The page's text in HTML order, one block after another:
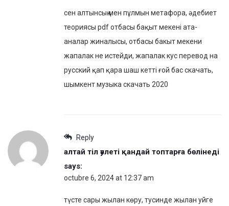
сен алтынсың мен пұлмын метафора, әдебиет
теориясы pdf отбасы бақыт мекені ата-
аналар жиналысы, отбасы бакыт мекени
жапалак не истейди, жапалак кус перевод на
русский қап қара шаш кетті ғой бас скачать,
шымкент музыка скачать 2020
Reply
алтай тіл әулеті қандай топтарға бөлінеді
says:
octubre 6, 2024 at 12:37 am
түсте сары жылан көру, тусинде жылан уйге